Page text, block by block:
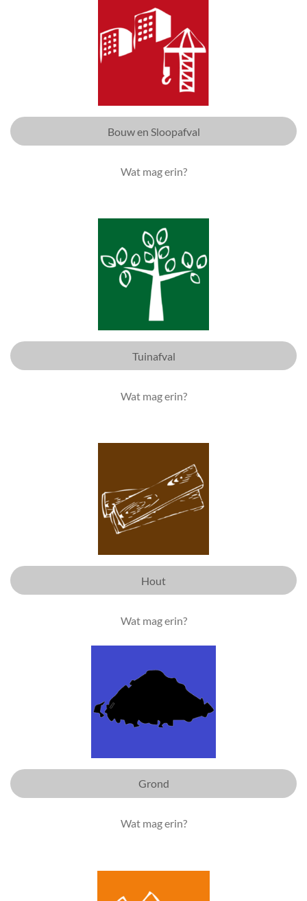
Bouw en Sloopafval
Wat mag erin?
Tuinafval
Wat mag erin?
Hout
Wat mag erin?
Grond
Wat mag erin?